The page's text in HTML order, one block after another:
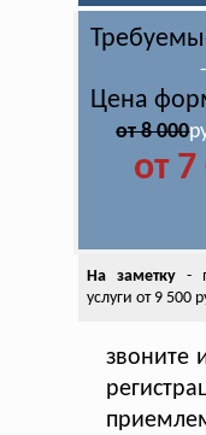
Цена
от 8 000
от
На заметку-
услуги от 9 500
звоните